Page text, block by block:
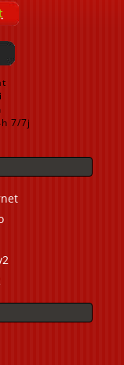
7/7j